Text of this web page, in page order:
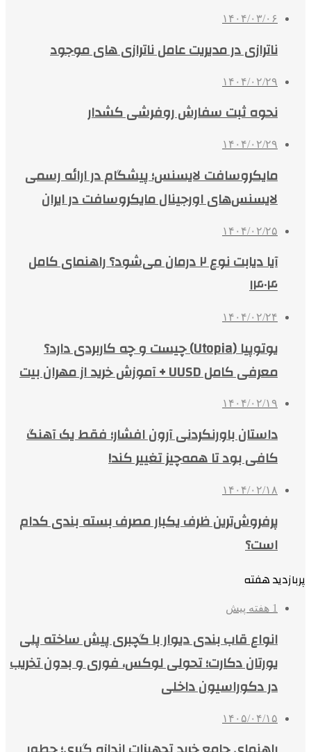
۱۴۰۴/۰۳/۰۶
ناترازی در مدیریت عامل ناترازی های موجود
۱۴۰۴/۰۲/۲۹
نحوه ثبت سفارش روفرشی کشدار
۱۴۰۴/۰۲/۲۹
مایکروسافت لایسنس؛ پیشگام در ارائه رسمی
لایسنس‌های اورجینال مایکروسافت در ایران
۱۴۰۴/۰۲/۲۵
آیا دیابت نوع ۲ درمان می‌شود؟ راهنمای کامل
۱۴۰۴
۱۴۰۴/۰۲/۲۴
یوتوپیا (Utopia) چیست و چه کاربردی دارد؟
معرفی کامل UUSD + آموزش خرید از مهران بیت
۱۴۰۴/۰۲/۱۹
داستان باورنکردنی آرون افشار؛ فقط یک آهنگ
کافی بود تا همه‌چیز تغییر کند!
۱۴۰۴/۰۲/۱۸
پرفروش‌ترین ظرف یکبار مصرف بسته بندی کدام
است؟
پربازدید هفته
1 هفته پیش
انواع قاب بندی دیوار با گچبری پیش ساخته پلی
یورتان دکارت؛ تحولی لوکس، فوری و بدون تخریب
در دکوراسیون داخلی
۱۴۰۵/۰۴/۱۵